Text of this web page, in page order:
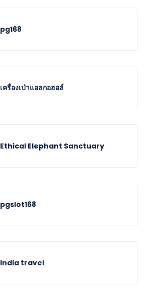
pg168
เครื่องเป่าแอลกอฮอล์
Ethical Elephant Sanctuary
pgslot168
India travel